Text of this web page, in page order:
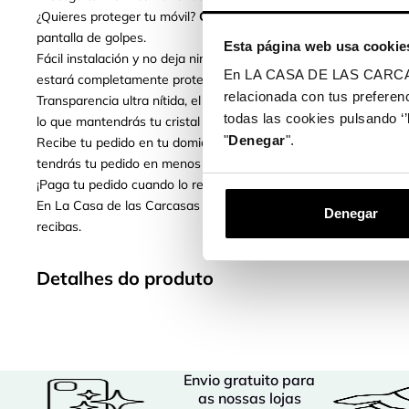
Esta página web usa
En LA CASA DE LAS
relacionada con tus
todas las cookies pulsando ‘’
"Denegar".
Denegar
¿Quieres proteger tu móvil? Con el nuevo Cristal Templado
pantalla de golpes.
Fácil instalación y no deja ningún residuo cuando se retira.
estará completamente protegido ante cualquier impacto.
Transparencia ultra nítida, el cual no perderás ningún detalle
lo que mantendrás tu cristal templado en perfectas
Recibe tu pedido en tu domicilio en 48H, si estás en la
tendrás tu pedido en menos de una semana.
¡Paga tu pedido cuando lo recibas!
En La Casa de las Carcasas tenemos diferentes métodos de
recibas.
Detalhes do produto
Envio gratuito para
as nossas lojas